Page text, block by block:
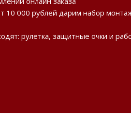
10 000 рублей дарим набор
рулетка, защитные очки и